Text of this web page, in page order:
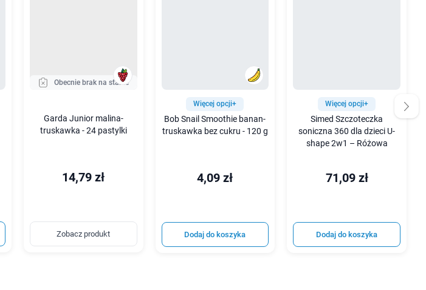
Obecnie brak na stanie
Garda Junior malina-
truskawka - 24 pastylki
14,79 zł
Zobacz produkt
Więcej opcji+
Bob Snail Smoothie banan-
truskawka bez cukru - 120 g
4,09 zł
Dodaj do koszyka
Więcej opcji+
Simed Szczoteczka
soniczna 360 dla dzieci U-
shape 2w1 – Różowa
71,09 zł
Dodaj do koszyka